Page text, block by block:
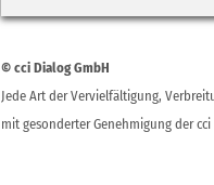
© cci Dialog GmbH
Jede Art der Vervielfältigung,
mit gesonderter Genehmigung der